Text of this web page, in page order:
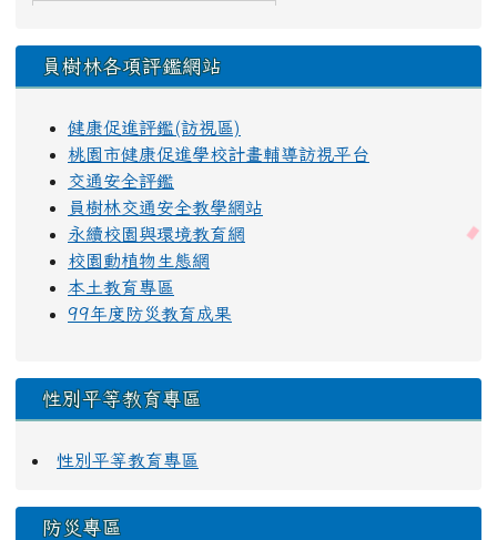
員樹林各項評鑑網站
健康促進評鑑(訪視區)
桃園市健康促進學校計畫輔導訪視平台
交通安全評鑑
員樹林交通安全教學網站
永續校園與環境教育網
校園動植物生態網
本土教育專區
99年度防災教育成果
性別平等教育專區
性別平等教育專區
防災專區